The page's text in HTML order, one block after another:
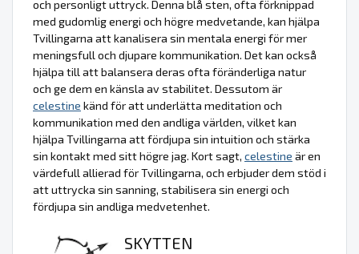
och personligt uttryck. Denna blå sten, ofta förknippad
med gudomlig energi och högre medvetande, kan hjälpa
Tvillingarna att kanalisera sin mentala energi för mer
meningsfull och djupare kommunikation. Det kan också
hjälpa till att balansera deras ofta föränderliga natur
och ge dem en känsla av stabilitet. Dessutom är
celestine känd för att underlätta meditation och
kommunikation med den andliga världen, vilket kan
hjälpa Tvillingarna att fördjupa sin intuition och stärka
sin kontakt med sitt högre jag. Kort sagt, celestine är en
värdefull allierad för Tvillingarna, och erbjuder dem stöd i
att uttrycka sin sanning, stabilisera sin energi och
fördjupa sin andliga medvetenhet.
SKYTTEN